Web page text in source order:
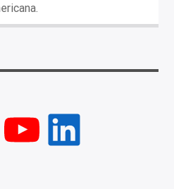
YouTube
LinkedIn